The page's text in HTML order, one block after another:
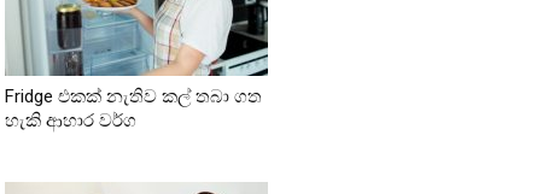
Fridge එකක් නැතිව කල් තබා ගත
හැකි ආහාර වර්ග